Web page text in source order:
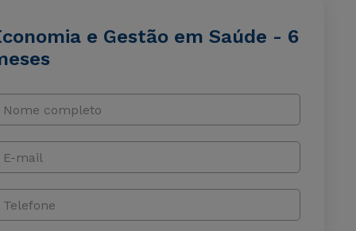
e Gestão em Saúde - 6
Nome completo
E-mail
Telefone